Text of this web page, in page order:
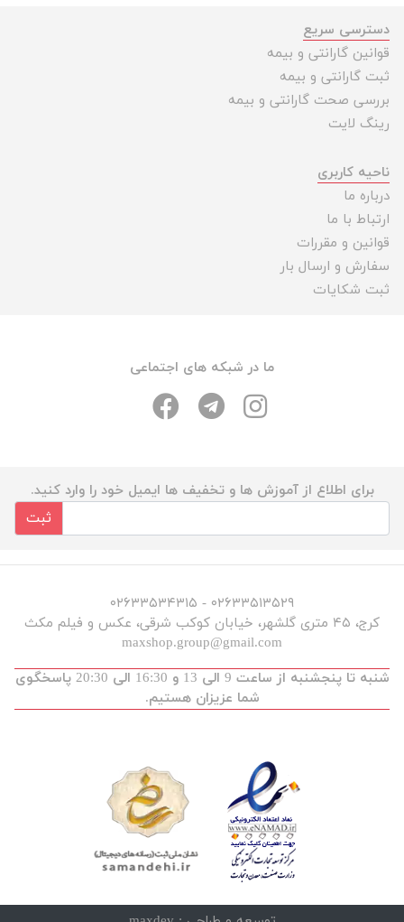
دسترسی سریع
قوانین گارانتی و بیمه
ثبت گارانتی و بیمه
بررسی صحت گارانتی و بیمه
رینگ لایت
ناحیه کاربری
درباره ما
ارتباط با ما
قوانین و مقررات
سفارش و ارسال بار
ثبت شکایات
ما در شبکه های اجتماعی
برای اطلاع از آموزش ها و تخفیف ها ایمیل خود را وارد کنید.
ثبت
۰۲۶۳۳۵۱۳۵۲۹ - ۰۲۶۳۳۵۳۴۳۱۵
کرج، ۴۵ متری گلشهر، خیابان کوکب شرقی، عکس و فیلم مکث
maxshop.group@gmail.com
شنبه تا پنجشنبه از ساعت 9 الی 13 و 16:30 الی 20:30 پاسخگوی
شما عزیزان هستیم.